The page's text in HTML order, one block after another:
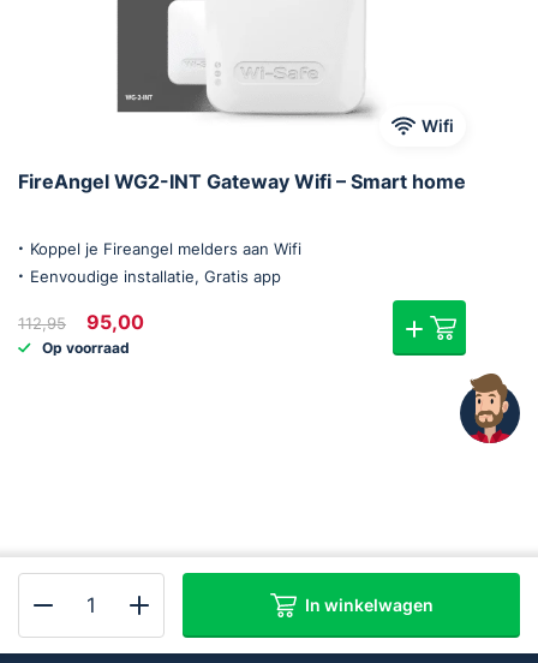
Wifi
FireAngel WG2-INT Gateway Wifi – Smart home
Koppel je Fireangel melders aan Wifi
Eenvoudige installatie, Gratis app
112,95
Oorspronkelijke
prijs
was:
95,00
Op voorraad
FireAngel
WTSL-
In winkelwagen
Kan ik je helpen of wil je deskundig
advies?